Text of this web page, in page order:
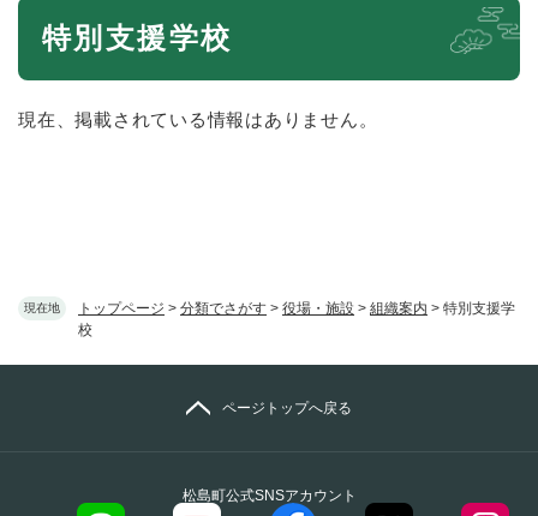
現在地 トップページ > 分類でさがす > 役場・施設 > 組織案内 > 特別支援学
校
本
特別支援学校
現在、掲載されている情報はありません。
松島町公式SNSアカウント
ページトップへ戻る